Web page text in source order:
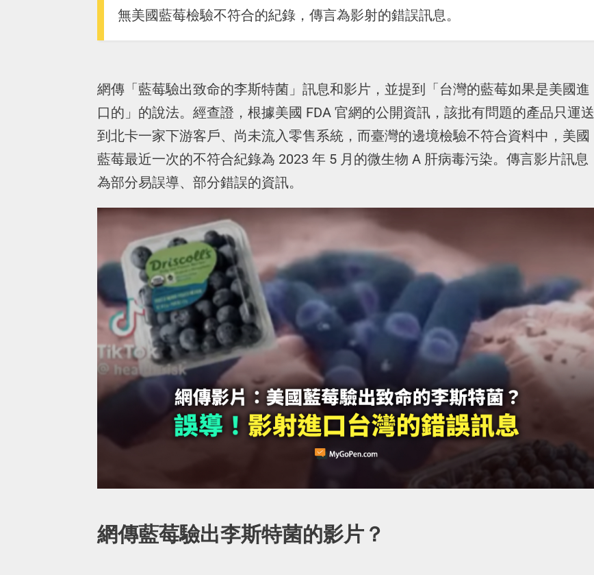
無美國藍莓檢驗不符合的紀錄，傳言為影射的錯誤訊息。
網傳「藍莓驗出致命的李斯特菌」訊息和影片，並提到「台灣的藍莓如果是美國進
口的」的說法。經查證，根據美國 FDA 官網的公開資訊，該批有問題的產品只運送
到北卡一家下游客戶、尚未流入零售系統，而臺灣的邊境檢驗不符合資料中，美國
藍莓最近一次的不符合紀錄為 2023 年 5 月的微生物 A 肝病毒污染。傳言影片訊息
為部分易誤導、部分錯誤的資訊。
網傳藍莓驗出李斯特菌的影片？